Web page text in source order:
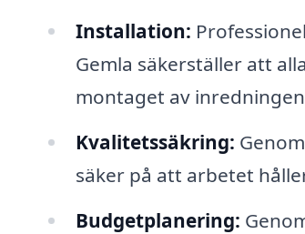
Installation:
Gemla säkerställer att
montaget av
Kvalitetssäkring:
säker på att arbetet
Budgetplanering: